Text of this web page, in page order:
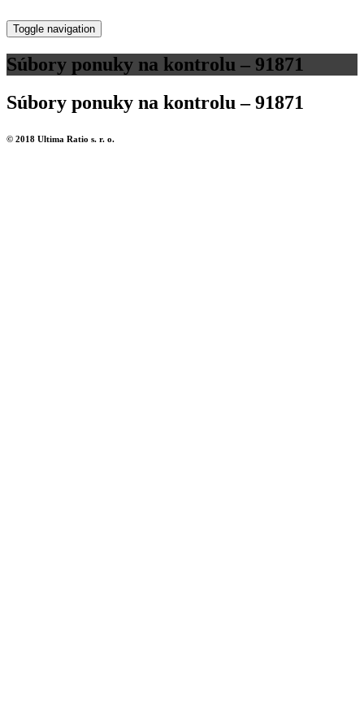
Toggle navigation
Súbory ponuky na kontrolu – 91871
Súbory ponuky na kontrolu – 91871
© 2018 Ultima Ratio s. r. o.